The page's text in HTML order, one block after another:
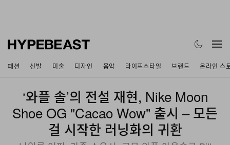
패션 신발 미술 디자인 음악 라이프스타일 브랜드 온라인 스
‘와플 솔’의 전설 재현, Nike Moon
Shoe OG "Cacao Wow" 출시 – 모든
걸 시작한 러닝화의 귀환